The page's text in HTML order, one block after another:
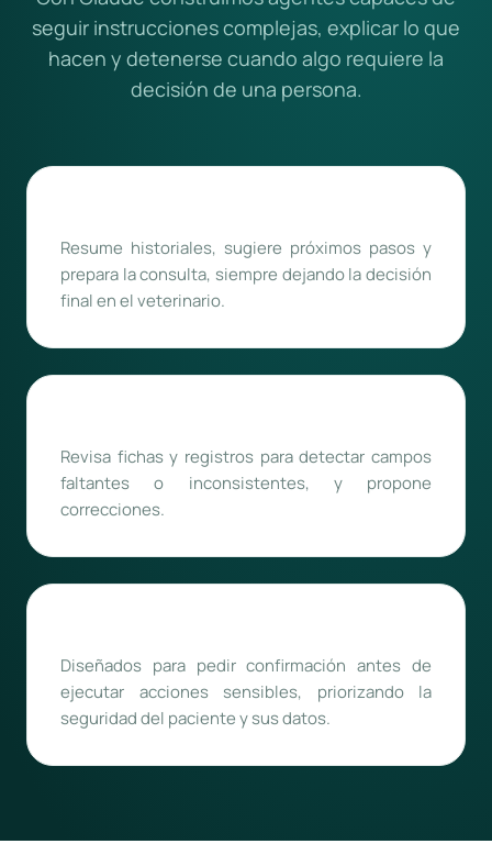
seguir instrucciones complejas, explicar lo que
hacen y detenerse cuando algo requiere la
decisión de una persona.
Resume historiales, sugiere próximos pasos y
prepara la consulta, siempre dejando la decisión
final en el veterinario.
Revisa fichas y registros para detectar campos
faltantes o inconsistentes, y propone
correcciones.
Diseñados para pedir confirmación antes de
ejecutar acciones sensibles, priorizando la
seguridad del paciente y sus datos.